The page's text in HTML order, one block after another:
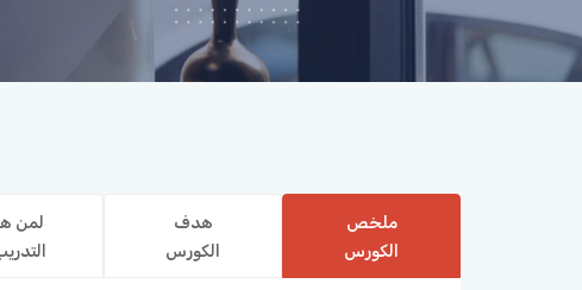
ملخص
الكورس
هدف
الكورس
لمن